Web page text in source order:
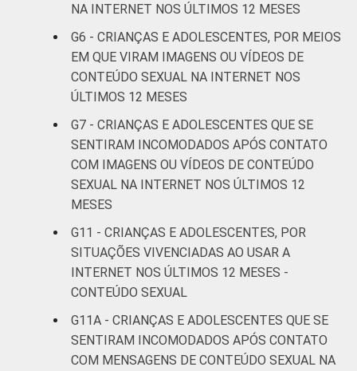
anos
59 34
RENDA
FAMILIAR
Até 1 SM 38
Mais de 1
SM até 2 SM
43 49
Mais de 2
47
Mais de 3
SM
48
Não tem
renda
Não sabe 50 42
NA INTERNET NOS ÚLTIMOS 12 MESES
G6 - CRIANÇAS E ADOLESCENTES, POR MEIOS
EM QUE VIRAM IMAGENS OU VÍDEOS DE
CONTEÚDO SEXUAL NA INTERNET NOS
ÚLTIMOS 12 MESES
G7 - CRIANÇAS E ADOLESCENTES QUE SE
SENTIRAM INCOMODADOS APÓS CONTATO
COM IMAGENS OU VÍDEOS DE CONTEÚDO
SEXUAL NA INTERNET NOS ÚLTIMOS 12
MESES
G11 - CRIANÇAS E ADOLESCENTES, POR
SITUAÇÕES VIVENCIADAS AO USAR A
INTERNET NOS ÚLTIMOS 12 MESES -
CONTEÚDO SEXUAL
G11A - CRIANÇAS E ADOLESCENTES QUE SE
SENTIRAM INCOMODADOS APÓS CONTATO
COM MENSAGENS DE CONTEÚDO SEXUAL NA